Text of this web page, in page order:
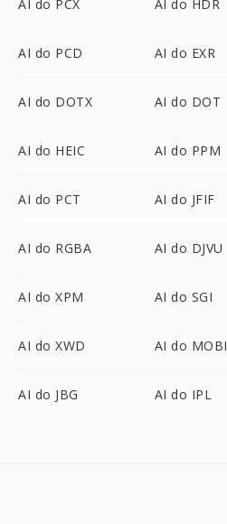
AI do PCX AI do HDR
AI do PCD AI do EXR
AI do DOTX AI do DOT
AI do HEIC AI do PPM
AI do PCT AI do JFIF
AI do RGBA AI do DJVU
AI do XPM AI do SGI
AI do XWD AI do MOBI
AI do JBG AI do IPL